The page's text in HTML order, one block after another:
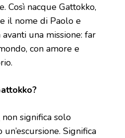
Così nacque Gattokko,
il nome di Paolo e
una missione: far
con amore e
non significa solo
Significa